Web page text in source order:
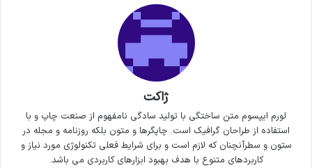
ژاکت
لورم ایپسوم متن ساختگی با تولید سادگی نامفهوم از صنعت چاپ و با
استفاده از طراحان گرافیک است. چاپگرها و متون بلکه روزنامه و مجله در
ستون و سطرآنچنان که لازم است و برای شرایط فعلی تکنولوژی مورد نیاز و
کاربردهای متنوع با هدف بهبود ابزارهای کاربردی می باشد.